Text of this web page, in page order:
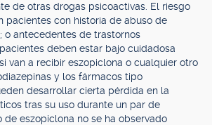
de otras drogas psicoactivas. El riesgo
pacientes con historia de abuso de
o antecedentes de trastornos
deben estar bajo cuidadosa
van a recibir eszopiclona o cualquier otro
y los fármacos tipo
desarrollar cierta pérdida en la
tras su uso durante un par de
de eszopiclona no se ha observado